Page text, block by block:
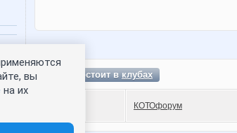
Sank состоит вклубах
КОТОфорум
вы
на их